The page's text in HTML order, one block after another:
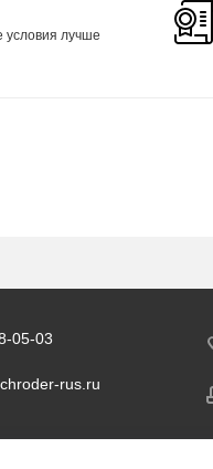
условия лучше
05-03
rus.ru